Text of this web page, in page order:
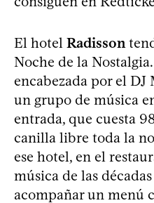
El hotel Radisson
Noche de la
encabezada por el
un grupo de música
entrada, que cuesta
canilla libre toda la
ese hotel, en el
música de las
acompañar un menú